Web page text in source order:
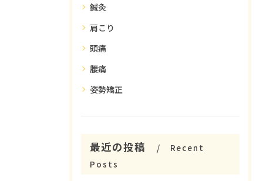
鍼灸
肩こり
頭痛
腰痛
姿勢矯正
最近の投稿
Recent
Posts